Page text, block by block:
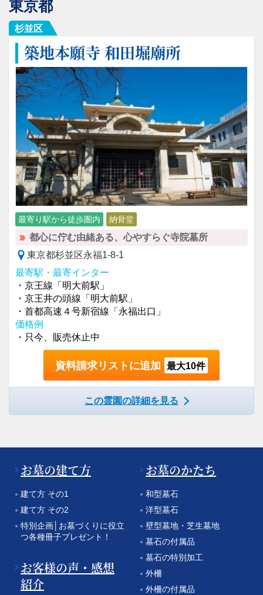
東京都
杉並区
築地本願寺 和田堀廟所
最寄り駅から徒歩圏内 納骨堂
都心に佇む由緒ある、心やすらぐ寺院墓所
東京都杉並区永福1-8-1
最寄駅・最寄インター
・京王線「明大前駅」
・京王井の頭線「明大前駅」
・首都高速４号新宿線「永福出口」
価格例
・只今、販売休止中
資料請求リストに追加 最大10件
この霊園の詳細を見る
お墓の建て方
建て方 その1
建て方 その2
特別企画│お墓づくりに役立
つ各種冊子プレゼント！
お客様の声・感想
紹介
お墓のかたち
和型墓石
洋型墓石
壁型墓地・芝生墓地
墓石の付属品
墓石の特別加工
外柵
外柵の付属品